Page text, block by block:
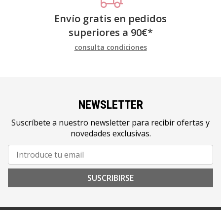
Envío gratis en pedidos
superiores a 90€*
consulta condiciones
NEWSLETTER
Suscríbete a nuestro newsletter para recibir ofertas y
novedades exclusivas.
SUSCRIBIRSE